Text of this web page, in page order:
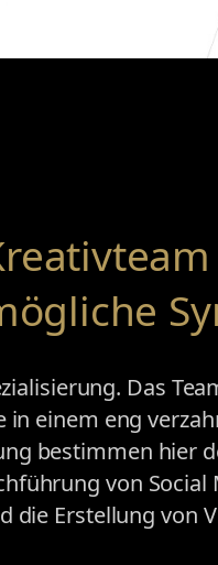
Das
einem eng
bestimmen hier
von Social
Erstellung von